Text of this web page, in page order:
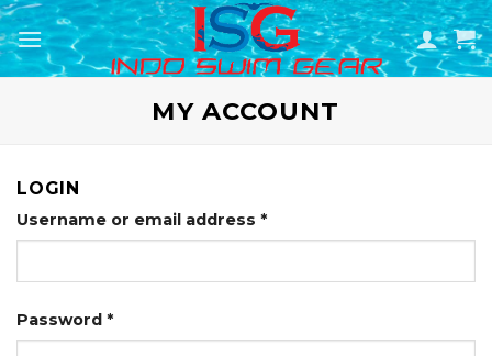
Skip
to
content
MY ACCOUNT
LOGIN
Username or email address *
Password *